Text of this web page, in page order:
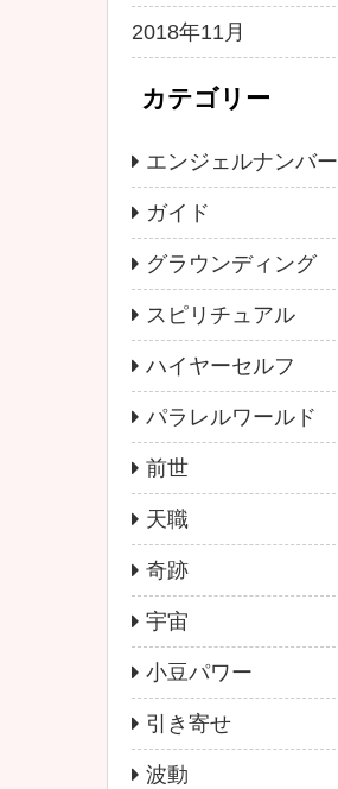
2018年11月
カテゴリー
エンジェルナンバー
ガイド
グラウンディング
スピリチュアル
ハイヤーセルフ
パラレルワールド
前世
天職
奇跡
宇宙
小豆パワー
引き寄せ
波動